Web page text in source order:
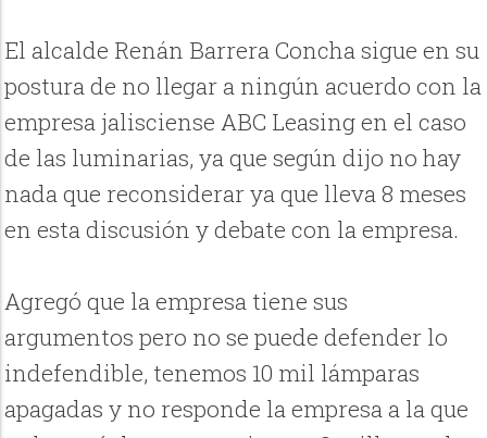
El alcalde Renán Barrera Concha sigue en su
postura de no llegar a ningún acuerdo con la
empresa jalisciense ABC Leasing en el caso
de las luminarias, ya que según dijo no hay
nada que reconsiderar ya que lleva 8 meses
en esta discusión y debate con la empresa.
Agregó que la empresa tiene sus
argumentos pero no se puede defender lo
indefendible, tenemos 10 mil lámparas
apagadas y no responde la empresa a la que